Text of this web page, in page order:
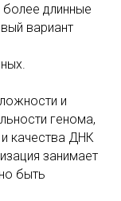
более длинные
вариант
и
генома,
качества ДНК
занимает
быть